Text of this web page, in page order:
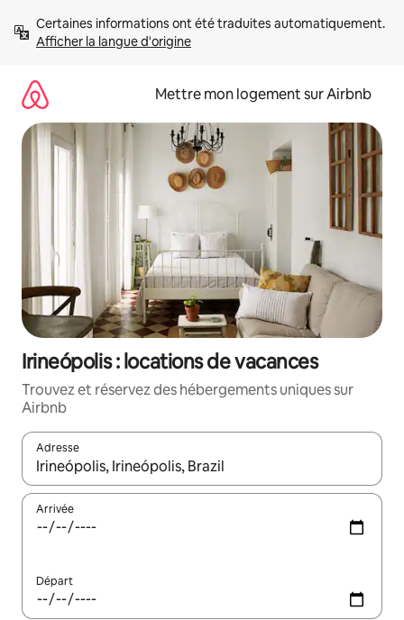
directement
Afficher la langue d'origine
Mettre mon logement sur Airbnb
Irineópolis : locations de vacances
Trouvez et réservez des hébergements uniques sur
Airbnb
Adresse
Lorsque les résultats s'affichent, utilisez les flèches vers le
Arrivée
Départ